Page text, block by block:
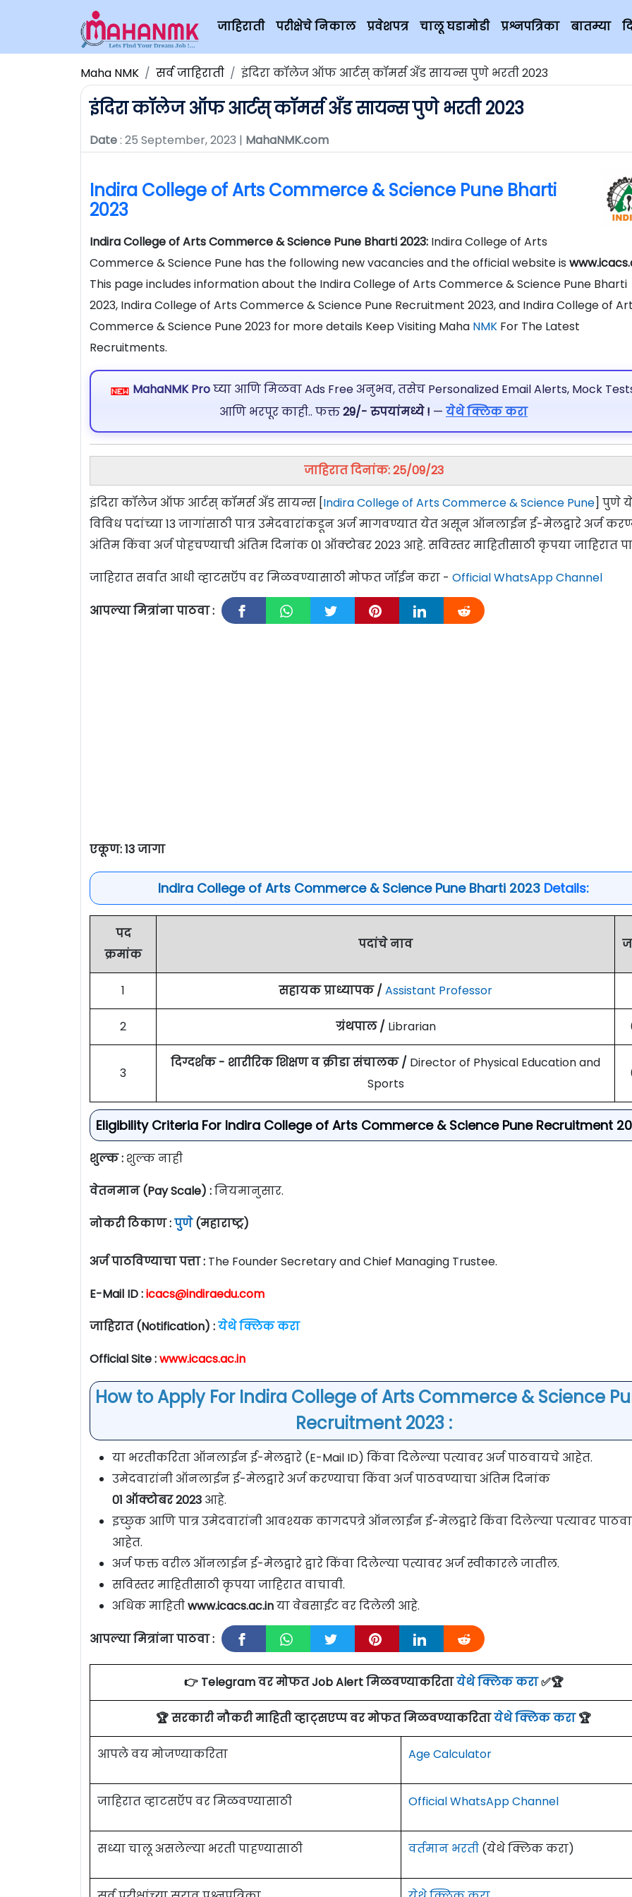
जाहिराती परीक्षेचे निकाल प्रवेशपत्र चालू घडामोडी प्रश्नपत्रिका बातम्या
Maha NMK सर्व जाहिराती इंदिरा कॉलेज ऑफ आर्टस् कॉमर्स अँड सायन्स पुणे भरती 2023
इंदिरा कॉलेज ऑफ आर्टस् कॉमर्स अँड सायन्स पुणे भरती 2023
Date: 25 September, 2023 | MahaNMK.com
Indira College of Arts Commerce & Science Pune Bharti
2023
Indira College of Arts Commerce & Science Pune Bharti 2023: Indira College of Arts
Commerce & Science Pune has the following new vacancies and the official website is
This page includes information about the Indira College of Arts Commerce & Science Pune Bharti
2023, Indira College of Arts Commerce & Science Pune Recruitment 2023, and Indira College of
Commerce & Science Pune 2023 for more details Keep Visiting Maha NMK For The Latest
Recruitments.
MahaNMK Proघ्या आणि मिळवा Ads Free अनुभव, तसेच Personalized Email Alerts, Mock
आणि भरपूर काही.. फक्त29/- रुपयांमध्ये ! — येथे क्लिक करा
जाहिरात दिनांक: 25/09/23
इंदिरा कॉलेज ऑफ आर्टस् कॉमर्स अँड सायन्स [Indira College of Arts Commerce & Science Pune] पुणे
विविध पदांच्या 13 जागांसाठी पात्र उमेदवारांकडून अर्ज मागवण्यात येत असून ऑनलाईन ई-मेलद्वारे अर्ज
अंतिम किंवा अर्ज पोहचण्याची अंतिम दिनांक 01 ऑक्टोबर 2023 आहे. सविस्तर माहितीसाठी कृपया जाहिरात
जाहिरात सर्वात आधी व्हाटसऍप वर मिळवण्यासाठी मोफत जॉईन करा - Official WhatsApp Channel
आपल्या मित्रांना पाठवा :
एकूण: 13 जागा
Indira College of Arts Commerce & Science Pune Bharti 2023 Details:
पद
क्रमांक
पदांचे नाव
1 सहायक प्राध्यापक / Assistant Professor
2 ग्रंथपाल / Librarian
3
दिग्दर्शक - शारीरिक शिक्षण व क्रीडा संचालक / Director of Physical Education and
Sports
Eligibility Criteria For Indira College of Arts Commerce & Science Pune Recruitment
शुल्क : शुल्क नाही
वेतनमान (Pay Scale) :नियमानुसार.
नोकरी ठिकाण :पुणे(महाराष्ट्र)
अर्ज पाठविण्याचा पत्ता : The Founder Secretary and Chief Managing Trustee.
E-Mail ID :icacs@indiraedu.com
जाहिरात (Notification) :येथे क्लिक करा
Official Site :www.icacs.ac.in
How to Apply For Indira College of Arts Commerce & Science
Recruitment 2023 :
या भरतीकरिता ऑनलाईन ई-मेलद्वारे (E-Mail ID) किंवा दिलेल्या पत्यावर अर्ज पाठवायचे आहेत.
उमेदवारांनी ऑनलाईन ई-मेलद्वारे अर्ज करण्याचा किंवा अर्ज पाठवण्याचा अंतिम दिनांक
01 ऑक्टोबर 2023 आहे.
इच्छुक आणि पात्र उमेदवारांनी आवश्यक कागदपत्रे ऑनलाईन ई-मेलद्वारे किंवा दिलेल्या पत्यावर
आहेत.
अर्ज फक्त वरील ऑनलाईन ई-मेलद्वारे द्वारे किंवा दिलेल्या पत्यावर अर्ज स्वीकारले जातील.
सविस्तर माहितीसाठी कृपया जाहिरात वाचावी.
अधिक माहितीwww.icacs.ac.inया वेबसाईट वर दिलेली आहे.
आपल्या मित्रांना पाठवा :
👉 Telegram वर मोफत Job Alert मिळवण्याकरितायेथे क्लिक करा✅🏆
🏆 सरकारी नौकरी माहिती व्हाट्सएप्प वर मोफत मिळवण्याकरितायेथे क्लिक करा🏆
आपले वय मोजण्याकरिता Age Calculator
जाहिरात व्हाटसऍप वर मिळवण्यासाठी Official WhatsApp Channel
सध्या चालू असलेल्या भरती पाहण्यासाठी वर्तमान भरती (येथे क्लिक करा)